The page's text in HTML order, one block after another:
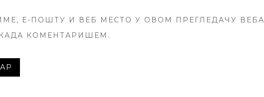
Е-ПОШТУ И ВЕБ МЕСТО У ОВОМ ПРЕГЛЕДАЧУ ВЕБА
КОМЕНТАРИШЕМ.